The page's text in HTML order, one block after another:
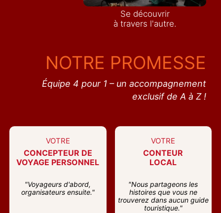
Se découvrir
à travers l'autre.
NOTRE PROMESSE
Équipe 4 pour 1 – un accompagnement
exclusif de A à Z !
VOTRE
CONCEPTEUR DE
VOYAGE PERSONNEL
"Voyageurs d'abord,
organisateurs ensuite."
VOTRE
CONTEUR
LOCAL
"Nous partageons les
histoires que vous ne
trouverez dans aucun guide
touristique."